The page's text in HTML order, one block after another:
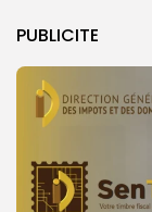
PUBLICITE